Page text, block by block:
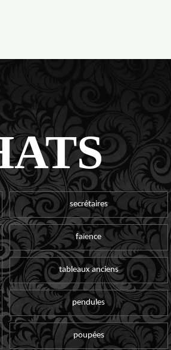
secrétaires
faïence
tableaux anciens
pendules
poupées